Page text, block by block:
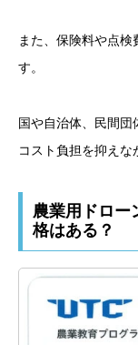
また、保険料や点
す。
国や自治体、民間団
コスト負担を抑えな
農業用ドロー
格はある？